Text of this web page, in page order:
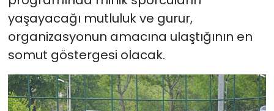
yaşayacağı mutluluk ve gurur,
organizasyonun amacına ulaştığının en
somut göstergesi olacak.